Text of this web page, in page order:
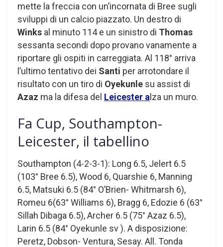
mette la freccia con un’incornata di Bree sugli
sviluppi di un calcio piazzato. Un destro di
Winks al minuto 114 e un sinistro di Thomas
sessanta secondi dopo provano vanamente a
riportare gli ospiti in carreggiata. Al 118° arriva
l’ultimo tentativo dei Santi per arrotondare il
risultato con un tiro di Oyekunle su assist di
Azaz ma la difesa del Leicester alza un muro.
Fa Cup, Southampton-
Leicester, il tabellino
Southampton (4-2-3-1): Long 6.5, Jelert 6.5
(103° Bree 6.5), Wood 6, Quarshie 6, Manning
6.5, Matsuki 6.5 (84° O’Brien- Whitmarsh 6),
Romeu 6(63° Williams 6), Bragg 6, Edozie 6 (63°
Sillah Dibaga 6.5), Archer 6.5 (75° Azaz 6.5),
Larin 6.5 (84° Oyekunle sv ). A disposizione:
Peretz, Dobson- Ventura, Sesay. All. Tonda